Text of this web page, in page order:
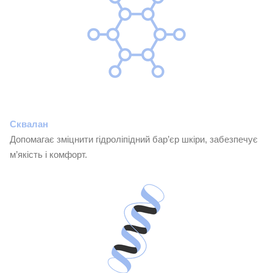
Сквалан
Допомагає зміцнити гідроліпідний бар’єр шкіри, забезпечує
м’якість і комфорт.